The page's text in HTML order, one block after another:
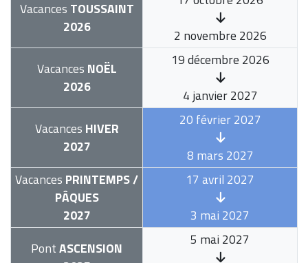
Vacances TOUSSAINT
2026
2 novembre 2026
Vacances NOËL
2026
19 décembre 2026
4 janvier 2027
Vacances HIVER
2027
20 février 2027
8 mars 2027
Vacances PRINTEMPS /
PÂQUES
2027
17 avril 2027
3 mai 2027
PontASCENSION
5 mai 2027